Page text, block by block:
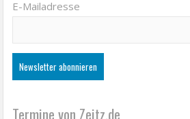
E-Mailadresse
Termine von Zeitz.de